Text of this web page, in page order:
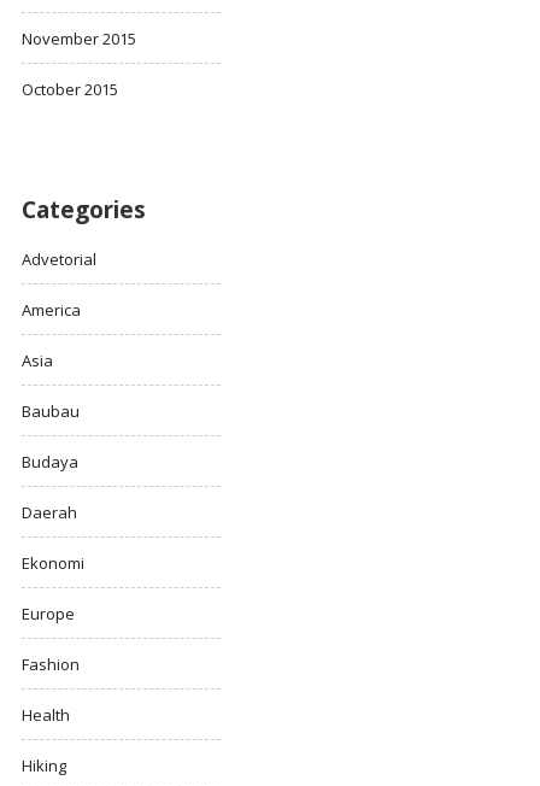
November 2015
October 2015
Categories
Advetorial
America
Asia
Baubau
Budaya
Daerah
Ekonomi
Europe
Fashion
Health
Hiking